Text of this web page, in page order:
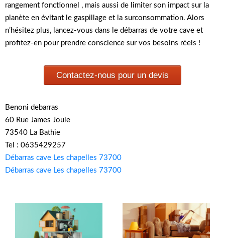
rangement fonctionnel , mais aussi de limiter son impact sur la
planète en évitant le gaspillage et la surconsommation. Alors
n’hésitez plus, lancez-vous dans le débarras de votre cave et
profitez-en pour prendre conscience sur vos besoins réels !
Contactez-nous pour un devis
Benoni debarras
60 Rue James Joule
73540 La Bathie
Tel : 0635429257
Débarras cave Les chapelles 73700
Débarras cave Les chapelles 73700